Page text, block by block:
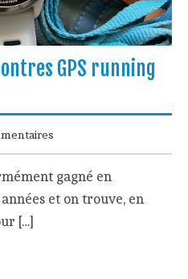
GPS running
gagné en
et on trouve, en
[…]